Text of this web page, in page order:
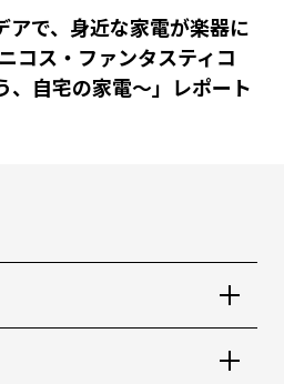
アで、身近な家電が楽器に
コス・ファンタスティコ
、自宅の家電〜」レポート